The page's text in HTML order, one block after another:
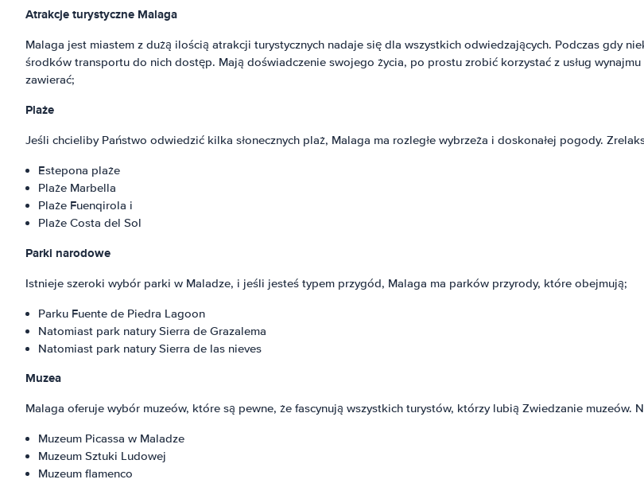
Atrakcje turystyczne Malaga
Malaga jest miastem z dużą ilością atrakcji turystycznych nadaje się dla wszystkich odwiedzających. Podczas gdy
środków transportu do nich dostęp. Mają doświadczenie swojego życia, po prostu zrobić korzystać z usług
zawierać;
Plaże
Jeśli chcieliby Państwo odwiedzić kilka słonecznych plaż, Malaga ma rozległe wybrzeża i doskonałej pogody.
Estepona plaże
Plaże Marbella
Plaże Fuenqirola i
Plaże Costa del Sol
Parki narodowe
Istnieje szeroki wybór parki w Maladze, i jeśli jesteś typem przygód, Malaga ma parków przyrody, które obejmują;
Parku Fuente de Piedra Lagoon
Natomiast park natury Sierra de Grazalema
Natomiast park natury Sierra de las nieves
Muzea
Malaga oferuje wybór muzeów, które są pewne, że fascynują wszystkich turystów, którzy lubią Zwiedzanie muzeów.
Muzeum Picassa w Maladze
Muzeum Sztuki Ludowej
Muzeum flamenco